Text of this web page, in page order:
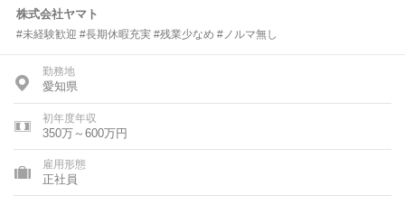
株式会社ヤマト
#未経験歓迎 #長期休暇充実 #残業少なめ #ノルマ無し
勤務地
愛知県
初年度年収
350万～600万円
雇用形態
正社員